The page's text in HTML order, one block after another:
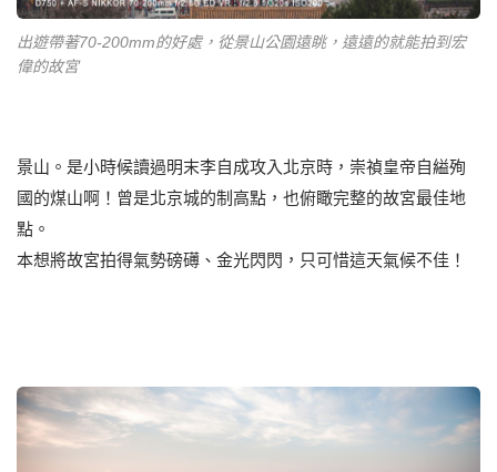
出遊帶著70-200mm的好處，從景山公園遠眺，遠遠的就能拍到宏
偉的故宮
景山。是小時候讀過明末李自成攻入北京時，崇禎皇帝自縊殉
國的煤山啊！曾是北京城的制高點，也俯瞰完整的故宮最佳地
點。
本想將故宮拍得氣勢磅礡、金光閃閃，只可惜這天氣候不佳！